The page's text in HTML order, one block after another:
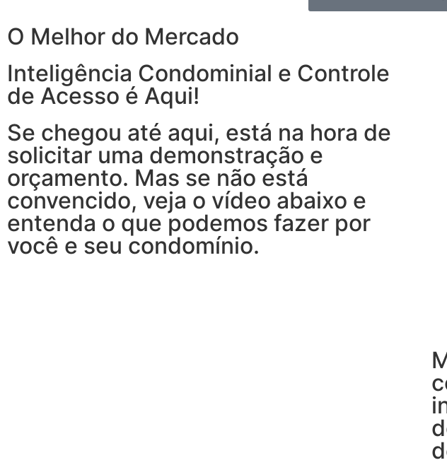
O Melhor do Mercado
Inteligência Condominial e Controle
de Acesso é Aqui!
Se chegou até aqui, está na hora de
solicitar uma demonstração e
orçamento. Mas se não está
convencido, veja o vídeo abaixo e
entenda o que podemos fazer por
você e seu condomínio.